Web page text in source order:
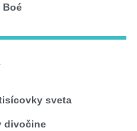
Boé
sveta
divočine